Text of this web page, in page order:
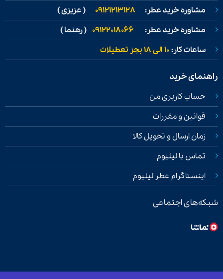
مشاوره خرید عطر: 09121213128 ( عزیزی )
مشاوره خرید عطر: 09122018066 ( رهنما )
ساعات کار:۱۰ الی ۱۸ بجز تعطیلات
راهنمای خرید
حساب کاربری من
قوانین و مقررات
زمان ارسال و تحویل کالا
تماس با لیلیوم
اینستاگرام عطر لیلیوم
شبکه‌های اجتماعی